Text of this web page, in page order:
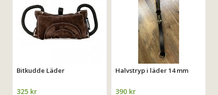
Bitkudde Läder
325 kr
Halvstryp i läder 14 mm
390 kr